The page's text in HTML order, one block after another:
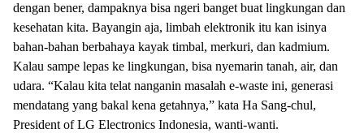
dengan bener, dampaknya bisa ngeri banget buat lingkungan dan
kesehatan kita. Bayangin aja, limbah elektronik itu kan isinya
bahan-bahan berbahaya kayak timbal, merkuri, dan kadmium.
Kalau sampe lepas ke lingkungan, bisa nyemarin tanah, air, dan
udara. “Kalau kita telat nanganin masalah e-waste ini, generasi
mendatang yang bakal kena getahnya,” kata Ha Sang-chul,
President of LG Electronics Indonesia, wanti-wanti.